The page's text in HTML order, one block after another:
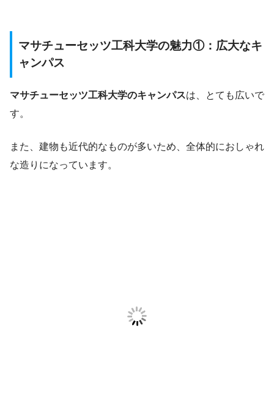
マサチューセッツ工科大学の魅力①：広大なキ
ャンパス
マサチューセッツ工科大学のキャンパスは、とても広いで
す。
また、建物も近代的なものが多いため、全体的におしゃれ
な造りになっています。